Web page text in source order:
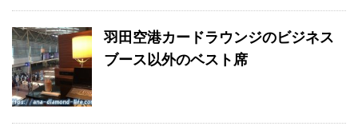
羽田空港カードラウンジのビジネス
ブース以外のベスト席